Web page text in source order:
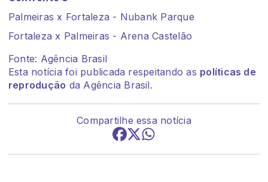
Palmeiras x Fortaleza - Nubank Parque
Fortaleza x Palmeiras - Arena Castelão
Fonte: Agência Brasil
Esta notícia foi publicada respeitando as políticas de
reprodução da Agência Brasil.
Compartilhe essa notícia